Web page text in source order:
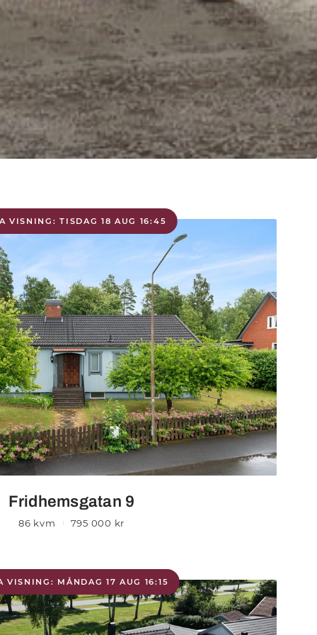
VISNING: TISDAG 18 AUG 16:45
Fridhemsgatan 9
86 kvm 795 000 kr
VISNING: MÅNDAG 17 AUG 16:15